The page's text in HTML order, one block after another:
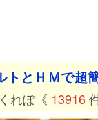
ぽ1960件 簡単ふわ
ぽ1936件 簡単材料
ぽ1884件 簡単♪ミル
トとＨＭで超
れぽ《 13916